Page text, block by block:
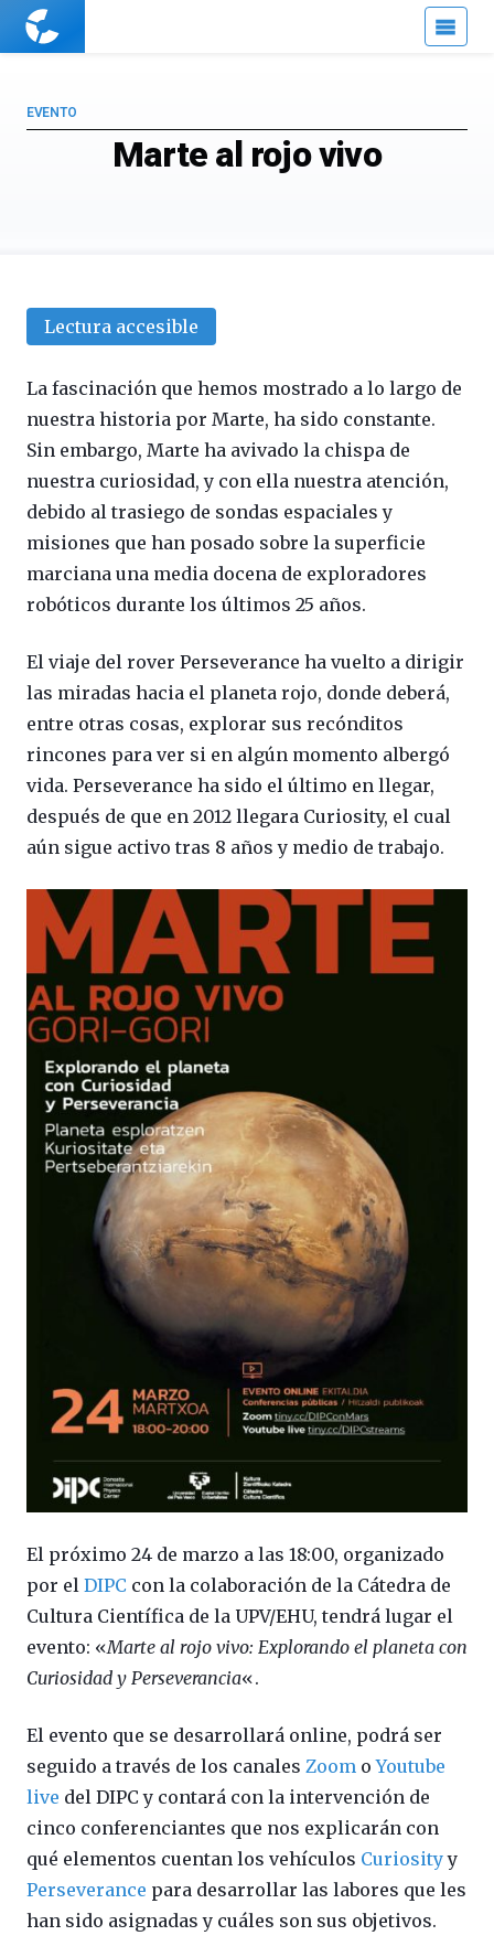
Cuaderno
Marte al rojo vivo
EVENTO
Lectura accesible
La fascinación que hemos mostrado a lo largo de
nuestra historia por Marte, ha sido constante.
Sin embargo, Marte ha avivado la chispa de
nuestra curiosidad, y con ella nuestra atención,
debido al trasiego de sondas espaciales y
misiones que han posado sobre la superficie
marciana una media docena de exploradores
robóticos durante los últimos 25 años.
El viaje del rover Perseverance ha vuelto a dirigir
las miradas hacia el planeta rojo, donde deberá,
entre otras cosas, explorar sus recónditos
rincones para ver si en algún momento albergó
vida. Perseverance ha sido el último en llegar,
después de que en 2012 llegara Curiosity, el cual
aún sigue activo tras 8 años y medio de trabajo.
El próximo 24 de marzo a las 18:00, organizado
por el DIPC con la colaboración de la Cátedra de
Cultura Científica de la UPV/EHU, tendrá lugar el
evento: «Marte al rojo vivo: Explorando el planeta con
Curiosidad y Perseverancia«.
El evento que se desarrollará online, podrá ser
seguido a través de los canales Zoom oYoutube
live del DIPC y contará con la intervención de
cinco conferenciantes que nos explicarán con
qué elementos cuentan los vehículos Curiosityy
Perseverance para desarrollar las labores que les
han sido asignadas y cuáles son sus objetivos.